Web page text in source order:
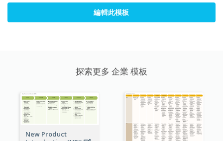
編輯此模板
探索更多 企業 模板
New Product